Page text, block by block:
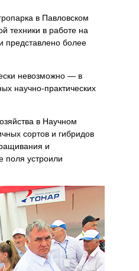
в Павловском
техники в работе на
представлено более
невозможно — в
научно-практических
в Научном
сортов и гибридов
и
поля устроили